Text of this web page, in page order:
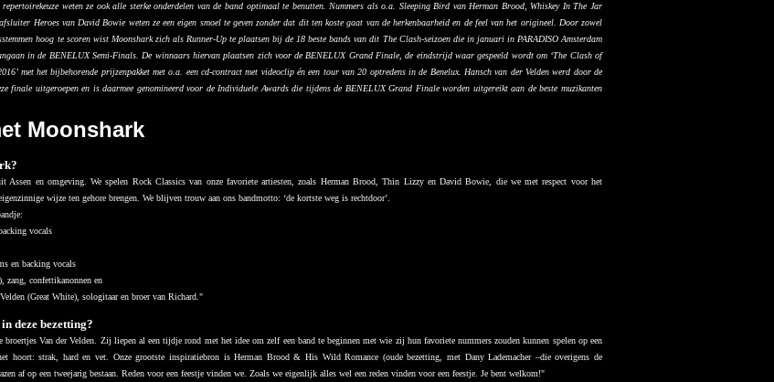
weten ze ook alle sterke onderdelen van de band optimaal te benutten. Nummers als o.a. Sleeping Bird van Herman Brood, Whiskey In The Jar
Heroes van David Bowie weten ze een eigen smoel te geven zonder dat dit ten koste gaat van de herkenbaarheid en de feel van het origineel. Door zowel
hoog te scoren wist Moonshark zich als Runner-Up te plaatsen bij de 18 beste bands van dit The Clash-seizoen die in januari in PARADISO Amsterdam
in de BENELUX Semi-Finals. De winnaars hiervan plaatsen zich voor de BENELUX Grand Finale, de eindstrijd waar gespeeld wordt om ‘The Clash of
met het bijbehorende prijzenpakket met o.a. een cd-contract met videoclip én een tour van 20 optredens in de Benelux. Hansch van der Velden werd door de
finale uitgeroepen en is daarmee genomineerd voor de Individuele Awards die tijdens de BENELUX Grand Finale worden uitgereikt aan de beste muzikanten
Moonshark
Assen en omgeving. We spelen Rock Classics van onze favoriete artiesten, zoals Herman Brood, Thin Lizzy en David Bowie, die we met respect voor het
wijze ten gehore brengen. We blijven trouw aan ons bandmotto: ‘de kortste weg is rechtdoor’.
vocals
en backing vocals
zang, confettikanonnen en
(Great White), sologitaar en broer van Richard."
deze bezetting?
Van der Velden. Zij liepen al een tijdje rond met het idee om zelf een band te beginnen met wie zij hun favoriete nummers zouden kunnen spelen op een
hoort: strak, hard en vet. Onze grootste inspiratiebron is Herman Brood & His Wild Romance (oude bezetting, met Dany Lademacher –die overigens de
af op een tweejarig bestaan. Reden voor een feestje vinden we. Zoals we eigenlijk alles wel een reden vinden voor een feestje. Je bent welkom!"